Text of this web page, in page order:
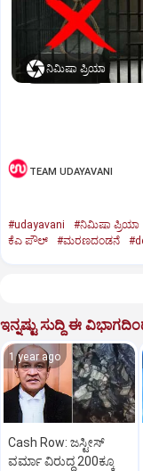
ನಿಮಿಷಾ ಪ್ರಿಯಾ
TEAM UDAYAVANI
#udayavani #ನಿಮಿಷಾ ಪ್ರಿಯಾ
ಕೆಎ ಪೌಲ್
#ಮರಣದಂಡನೆ
ಇನ್ನಷ್ಟು ಸುದ್ದಿ ಈ
1 year ago
Cash Row: ಜಸ್ಟೀಸ್‌
ವರ್ಮಾ ವಿರುದ್ಧ 200ಕ್ಕೂ